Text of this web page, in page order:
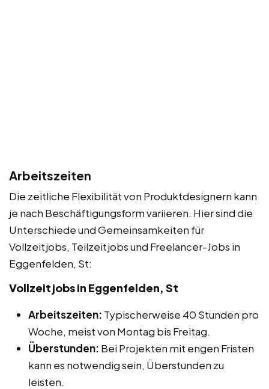
Arbeitszeiten
Die zeitliche Flexibilität von Produktdesignern kann
je nach Beschäftigungsform variieren. Hier sind die
Unterschiede und Gemeinsamkeiten für
Vollzeitjobs, Teilzeitjobs und Freelancer-Jobs in
Eggenfelden, St:
Vollzeitjobs in Eggenfelden, St
Arbeitszeiten: Typischerweise 40 Stunden pro
Woche, meist von Montag bis Freitag.
Überstunden: Bei Projekten mit engen Fristen
kann es notwendig sein, Überstunden zu
leisten.